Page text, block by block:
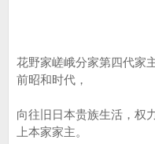
花野家嵯峨分家第四代家
前昭和时代，
向往旧日本贵族生活，权
上本家家主。